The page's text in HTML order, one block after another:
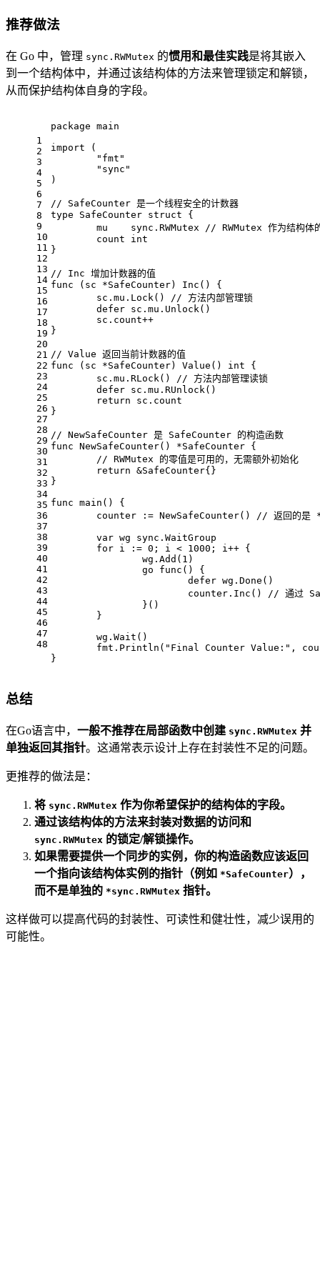
推荐做法
在 Go 中，管理 sync.RWMutex 的惯用和最佳实践是将其嵌入
到一个结构体中，并通过该结构体的方法来管理锁定和解锁，
从而保护结构体自身的字段。
1
2
3
4
5
6
7
8
9
10
11
12
13
14
15
16
17
18
19
20
21
22
23
24
25
26
27
28
29
30
31
32
33
34
35
36
37
38
39
40
41
42
43
44
45
46
47
48
package main
import (
"fmt"
"sync"
)
// SafeCounter 是一个线程安全的计数器
type SafeCounter struct {
	mu    sync.RWMutex
// RWMutex 作为结构体
	count
int
}
// Inc 增加计数器的值
func
(sc *SafeCounter)
Inc() {
	sc.mu.Lock()
// 方法内部管理锁
defer sc.mu.Unlock()
	sc.count++
}
// Value 返回当前计数器的值
func
(sc *SafeCounter) Value() int {
	sc.mu.RLock()
// 方法内部管理读锁
defer sc.mu.RUnlock()
return sc.count
}
// NewSafeCounter 是 SafeCounter 的构造函数
func NewSafeCounter()
*SafeCounter {
// RWMutex 的零值是可用的，无需额外初始化
return &SafeCounter{}
}
func main ()
{
	counter := NewSafeCounter()
// 返回的是
var wg sync.WaitGroup
for i := 0 ; i < 1000 ; i++ {
		wg.Add(
1 )
go
func ()
{
defer wg.Done()
			counter.Inc()
// 通过
		}()
	}
	wg.Wait()
	fmt.Println(
"Final Counter Value:" ,
}
总结
在Go语言中， 一般不推荐在局部函数中创建 sync.RWMutex 并
单独返回其指针。这通常表示设计上存在封装性不足的问题。
更推荐的做法是：
将 sync.RWMutex 作为你希望保护的结构体的字段。
通过该结构体的方法来封装对数据的访问和
sync.RWMutex 的锁定/解锁操作。
如果需要提供一个同步的实例，你的构造函数应该返回
一个指向该结构体实例的指针（例如 *SafeCounter），
而不是单独的 *sync.RWMutex 指针。
这样做可以提高代码的封装性、可读性和健壮性，减少误用的
可能性。